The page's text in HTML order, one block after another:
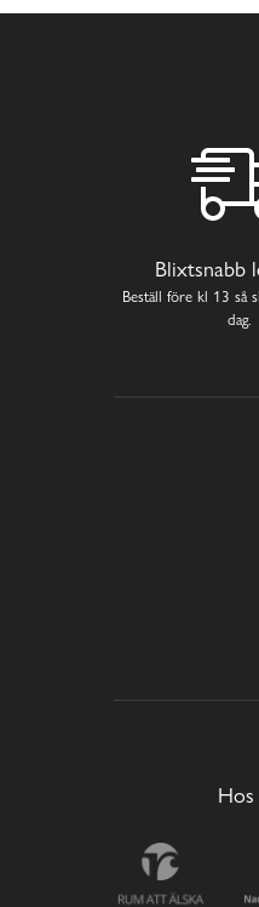
Blixtsnabb
Beställ före kl 13 så
dag.